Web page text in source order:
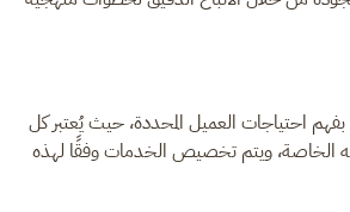
احتياجات العميل المحددة، حيث يُعتبر كل
الخاصة، ويتم تخصيص الخدمات وفقًا لهذه